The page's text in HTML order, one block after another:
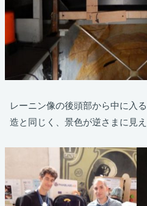
レーニン像の後頭部から中に入
造と同じく、景色が逆さまに見え